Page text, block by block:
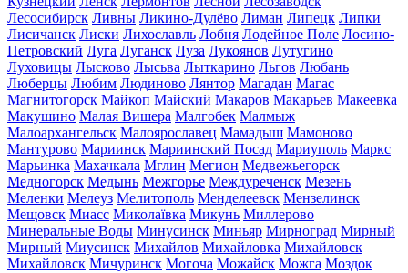
Лесосибирск Ливны Ликино-Дулёво Лиман Липецк Липки
Лисичанск Лиски Лихославль Лобня Лодейное Поле Лосино-
Петровский Луга Луганск Луза Лукоянов Лутугино
Луховицы Лысково Лысьва Лыткарино Льгов Любань
Люберцы Любим Людиново Лянтор Магадан Магас
Магнитогорск Майкоп Майский Макаров Макарьев Макеевка
Макушино Малая Вишера Малгобек Малмыж
Малоархангельск Малоярославец Мамадыш Мамоново
Мантурово Мариинск Мариинский Посад Мариуполь Маркс
Марьинка Махачкала Мглин Мегион Медвежьегорск
Медногорск Медынь Межгорье Междуреченск Мезень
Меленки Мелеуз Мелитополь Менделеевск Мензелинск
Мещовск Миасс Миколаївка Микунь Миллерово
Минеральные Воды Минусинск Миньяр Мирноград Мирный
Мирный Миусинск Михайлов Михайловка Михайловск
Михайловск Мичуринск Могоча Можайск Можга Моздок